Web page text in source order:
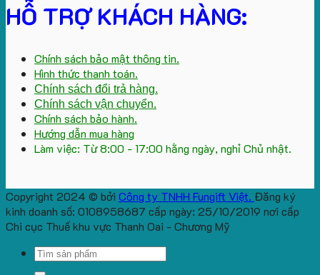
HỖ TRỢ KHÁCH HÀNG:
Chính sách bảo mật thông tin.
Hình thức thanh toán.
Chính sách đổi trả hàng.
Chính sách vận chuyển.
Chính sách bảo hành.
Hướng dẫn mua hàng
Làm việc: Từ 8:00 - 17:00 hằng ngày, nghỉ Chủ nhật.
Copyright 2024 © bởi Công ty TNHH Fungift Việt. Đăng ký
kinh doanh số: 0108958687 cấp ngày: 25/10/2019 nơi cấp
Chi cục Thuế khu vực Thanh Oai - Chương Mỹ
Search
for: